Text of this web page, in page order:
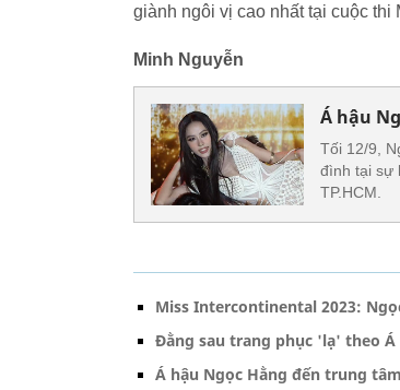
giành ngôi vị cao nhất tại cuộc thi
Minh Nguyễn
Á hậu
Tối 12/9,
đình tại sự
TP.HCM.
Miss Intercontinental 2023:
Đằng sau trang phục 'lạ' theo Á
Á hậu Ngọc Hằng đến trung